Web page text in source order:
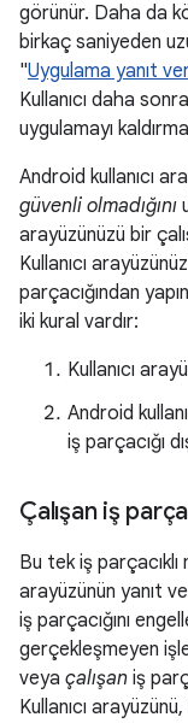
görünür. Daha da
birkaç saniyeden
"Uygulama yanıt
Kullanıcı daha
uygulamayı
Android kullanıcı
güvenli olmadığını
arayüzünüzü bir
Kullanıcı
parçacığından
iki kural vardır:
Kullanıcı
Android
iş parçacığı
Çalışan iş
Bu tek iş parçacıklı
arayüzünün yanıt
iş parçacığını
gerçekleşmeyen
veya çalışan iş
Kullanıcı